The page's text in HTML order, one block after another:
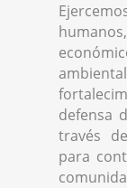
defensa
través
para